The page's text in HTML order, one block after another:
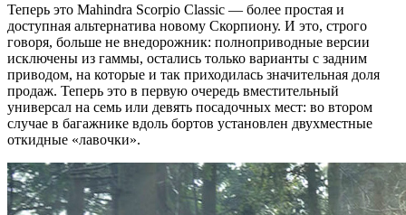
Теперь это Mahindra Scorpio Classic — более простая и
доступная альтернатива новому Скорпиону. И это, строго
говоря, больше не внедорожник: полноприводные версии
исключены из гаммы, остались только варианты с задним
приводом, на которые и так приходилась значительная доля
продаж. Теперь это в первую очередь вместительный
универсал на семь или девять посадочных мест: во втором
случае в багажнике вдоль бортов установлен двухместные
откидные «лавочки».